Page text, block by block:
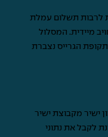
לרבות תשלום עמלת
מיידית. המסלול
הגרייס נצברת
ישיר מקבוצת ישיר
לקבל את נתוני